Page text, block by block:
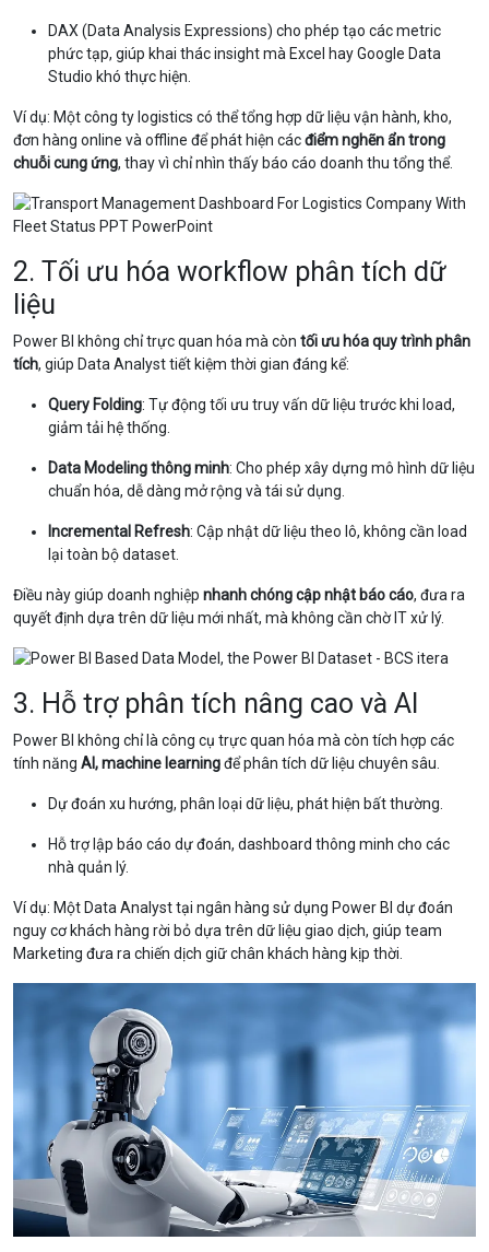
DAX (Data Analysis Expressions) cho phép tạo các metric
phức tạp, giúp khai thác insight mà Excel hay Google Data
Studio khó thực hiện.
Ví dụ: Một công ty logistics có thể tổng hợp dữ liệu vận hành, kho,
đơn hàng online và offline để phát hiện cácđiểm nghẽn ẩn trong
chuỗi cung ứng, thay vì chỉ nhìn thấy báo cáo doanh thu tổng thể.
2. Tối ưu hóa workflow phân tích dữ
liệu
Power BI không chỉ trực quan hóa mà còn tối ưu hóa quy trình phân
tích, giúp Data Analyst tiết kiệm thời gian đáng kể:
Query Folding: Tự động tối ưu truy vấn dữ liệu trước khi load,
giảm tải hệ thống.
Data Modeling thông minh: Cho phép xây dựng mô hình dữ liệu
chuẩn hóa, dễ dàng mở rộng và tái sử dụng.
Incremental Refresh: Cập nhật dữ liệu theo lô, không cần load
lại toàn bộ dataset.
Điều này giúp doanh nghiệp nhanh chóng cập nhật báo cáo, đưa ra
quyết định dựa trên dữ liệu mới nhất, mà không cần chờ IT xử lý.
3. Hỗ trợ phân tích nâng cao và AI
Power BI không chỉ là công cụ trực quan hóa mà còn tích hợp các
tính năng AI, machine learningđể phân tích dữ liệu chuyên sâu.
Dự đoán xu hướng, phân loại dữ liệu, phát hiện bất thường.
Hỗ trợ lập báo cáo dự đoán, dashboard thông minh cho các
nhà quản lý.
Ví dụ: Một Data Analyst tại ngân hàng sử dụng Power BI dự đoán
nguy cơ khách hàng rời bỏ dựa trên dữ liệu giao dịch, giúp team
Marketing đưa ra chiến dịch giữ chân khách hàng kịp thời.